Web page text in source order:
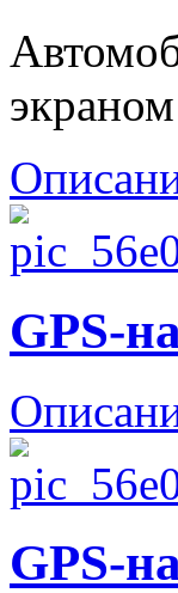
GPS-
GPS-